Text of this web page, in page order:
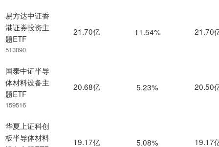
易方达中证香
港证券投资主
题ETF
513090
国泰中证半导
体材料设备主
题ETF
159516
华夏上证科创
板半导体材料
21.70亿 11.54% 21.70
20.68亿 5.23% 20.50
19.17亿 5.08% 19.17